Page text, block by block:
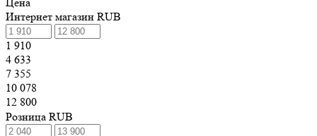
Интернет магазин RUB
1 910
4 633
7 355
10 078
12 800
Розница RUB